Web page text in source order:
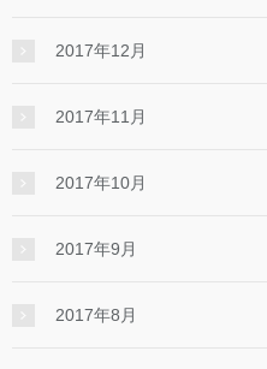
2017年12月
2017年11月
2017年10月
2017年9月
2017年8月